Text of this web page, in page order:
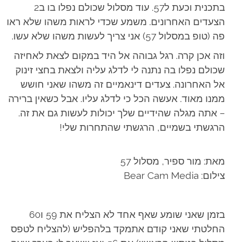
בתכנית וכעת ל57. עוד מסלול שכולם נפלו בו ב2
הצעדים האחרונים. משמע שכדי לראות משהו שלא ראו
פה (טופ במסלול 57) אני צריך לעשות משהו שלא עשו.
וזה אכן קרה. רגל גבוהה אל היד במקום לצאת לאחיזה
שכולם נפלו בה נתנה לי לדלג עליה ולצאת בחצי זינוק
אל האחרונה. צעדים דינאמיים זה משהו שאני חושש
ממנו מאוד. אעשה הכל כי לדלג עליו. אבל כשאין ברירה
– אתה מגלה שהידיים שלך יכולות לעשות גם את זה.
הרגשתי בשמיים, הרגשתי שהתחרות שלי!
מאת: מור ספיר, מסלול 57
צילום: Bear Cam Media
בזמן שאני שומע שאף אחד לא הצליח את 59 ו60
החלטתי שאני קודם אתמקד בלהפליש (להצליח לטפס